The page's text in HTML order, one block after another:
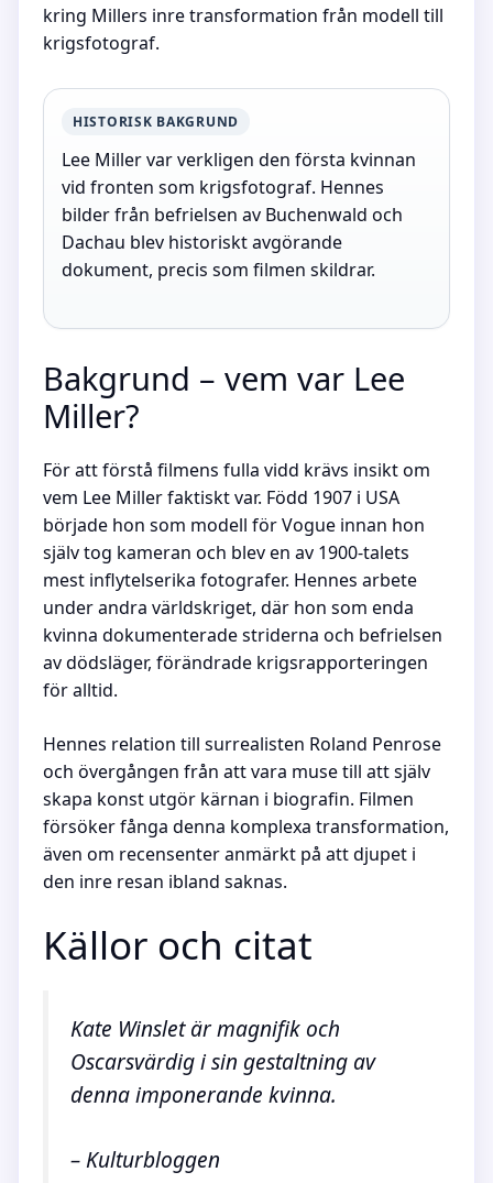
kring Millers inre transformation från modell till
krigsfotograf.
HISTORISK BAKGRUND
Lee Miller var verkligen den första kvinnan
vid fronten som krigsfotograf. Hennes
bilder från befrielsen av Buchenwald och
Dachau blev historiskt avgörande
dokument, precis som filmen skildrar.
Bakgrund – vem var Lee
Miller?
För att förstå filmens fulla vidd krävs insikt om
vem Lee Miller faktiskt var. Född 1907 i USA
började hon som modell för Vogue innan hon
själv tog kameran och blev en av 1900-talets
mest inflytelserika fotografer. Hennes arbete
under andra världskriget, där hon som enda
kvinna dokumenterade striderna och befrielsen
av dödsläger, förändrade krigsrapporteringen
för alltid.
Hennes relation till surrealisten Roland Penrose
och övergången från att vara muse till att själv
skapa konst utgör kärnan i biografin. Filmen
försöker fånga denna komplexa transformation,
även om recensenter anmärkt på att djupet i
den inre resan ibland saknas.
Källor och citat
Kate Winslet är magnifik och
Oscarsvärdig i sin gestaltning av
denna imponerande kvinna.
– Kulturbloggen